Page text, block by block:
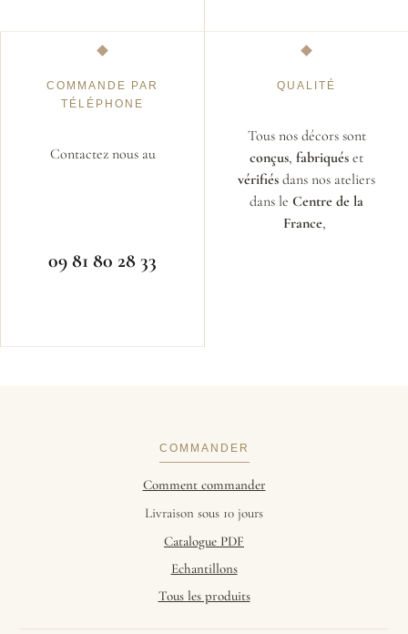
COMMANDE PAR
TÉLÉPHONE
Contactez nous au
09 81 80 28 33
QUALITÉ
Tous nos décors sont
conçus, fabriqués et
vérifiés dans nos ateliers
dans le Centre de la
France,
COMMANDER
Comment commander
Livraison sous 10 jours
Catalogue PDF
Echantillons
Tous les produits